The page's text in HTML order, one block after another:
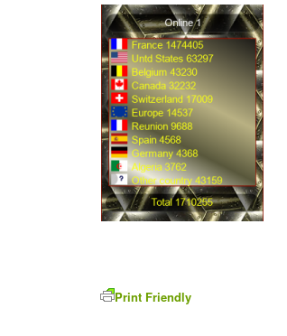
Print Friendly